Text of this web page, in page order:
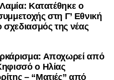
νέα.
Κατατέθηκε ο
στη Γ’ Εθνική
σχεδιασμός της νέας
Αποχωρεί από
ο Ηλίας
– “Ματιές” από